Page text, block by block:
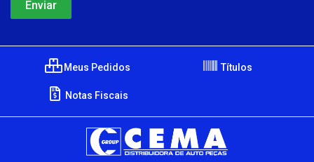
Meus Pedidos Títulos
Notas Fiscais